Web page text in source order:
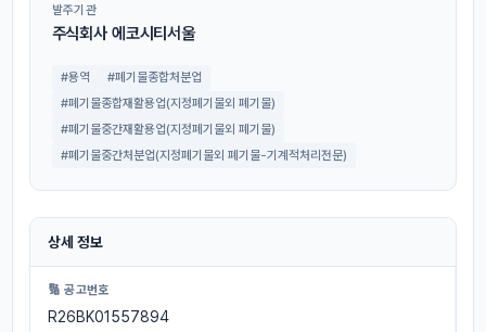
발주기관
주식회사 에코시티서울
#용역
#폐기물종합처분업
#폐기물종합재활용업(지정폐기물외 폐기물)
#폐기물중간재활용업(지정폐기물외 폐기물)
#폐기물중간처분업(지정폐기물외 폐기물-기계적처리전문)
상세 정보
🔢 공고번호
R26BK01557894